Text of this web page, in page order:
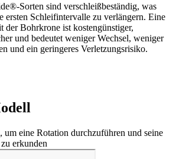
Sorten sind verschleißbeständig, was
ersten Schleifintervalle zu verlängern. Eine
der Bohrkrone ist kostengünstiger,
und bedeutet weniger Wechsel, weniger
und ein geringeres Verletzungsrisiko.
um eine Rotation durchzuführen und seine
erkunden